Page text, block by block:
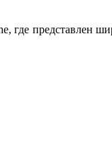
где представлен